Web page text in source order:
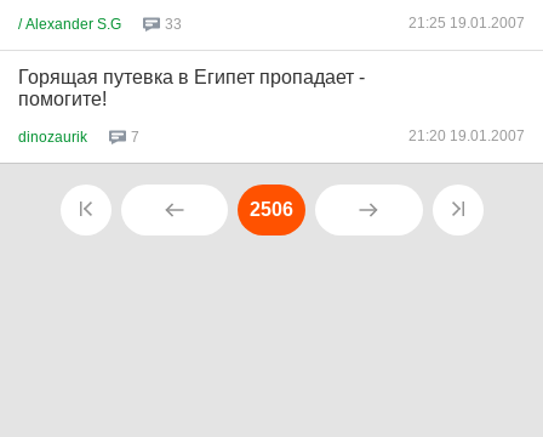
/ Alexander S.G 33 21:25 19.01.2007
Горящая путевка в Египет пропадает -
помогите!
dinozaurik 7 21:20 19.01.2007
2506